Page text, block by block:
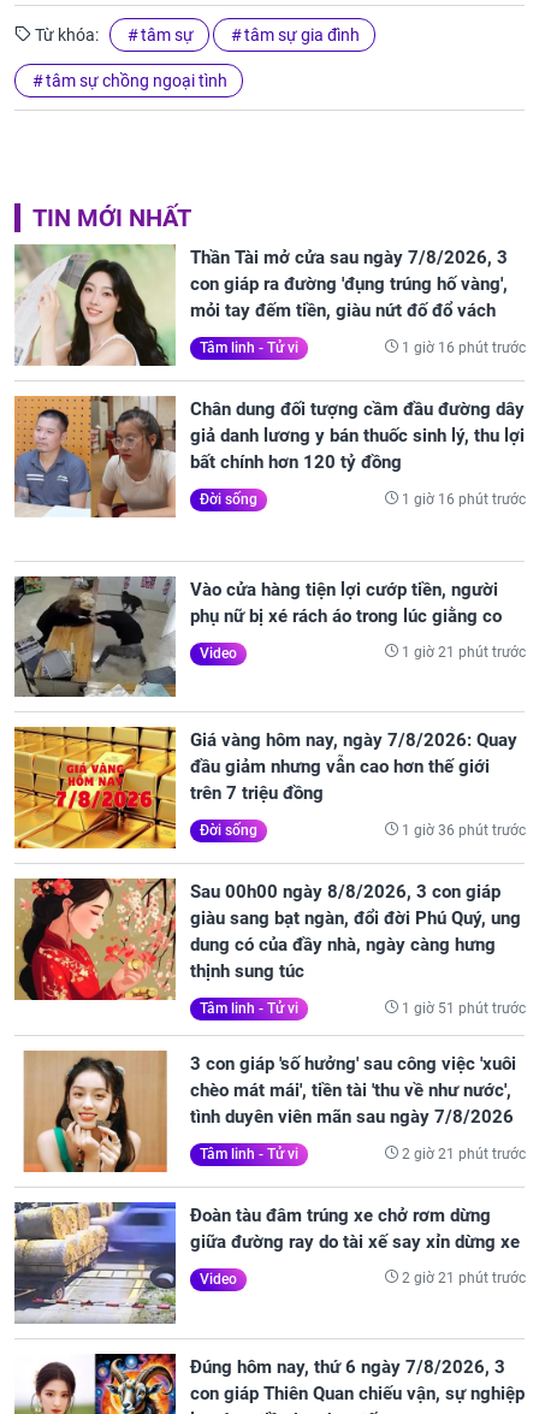
Từ khóa: tâm sự tâm sự gia đình
tâm sự chồng ngoại tình
TIN MỚI NHẤT
Thần Tài mở cửa sau ngày 7/8/2026, 3
con giáp ra đường 'đụng trúng hố vàng',
mỏi tay đếm tiền, giàu nứt đố đổ vách
Tâm linh - Tử vi 1 giờ 16 phút trước
Chân dung đối tượng cầm đầu đường dây
giả danh lương y bán thuốc sinh lý, thu lợi
bất chính hơn 120 tỷ đồng
Đời sống 1 giờ 16 phút trước
Vào cửa hàng tiện lợi cướp tiền, người
phụ nữ bị xé rách áo trong lúc giằng co
Video 1 giờ 21 phút trước
Giá vàng hôm nay, ngày 7/8/2026: Quay
đầu giảm nhưng vẫn cao hơn thế giới
trên 7 triệu đồng
Đời sống 1 giờ 36 phút trước
Sau 00h00 ngày 8/8/2026, 3 con giáp
giàu sang bạt ngàn, đổi đời Phú Quý, ung
dung có của đầy nhà, ngày càng hưng
thịnh sung túc
Tâm linh - Tử vi 1 giờ 51 phút trước
3 con giáp 'số hưởng' sau công việc 'xuôi
chèo mát mái', tiền tài 'thu về như nước',
tình duyên viên mãn sau ngày 7/8/2026
Tâm linh - Tử vi 2 giờ 21 phút trước
Đoàn tàu đâm trúng xe chở rơm dừng
giữa đường ray do tài xế say xỉn dừng xe
Video 2 giờ 21 phút trước
Đúng hôm nay, thứ 6 ngày 7/8/2026, 3
con giáp Thiên Quan chiếu vận, sự nghiệp